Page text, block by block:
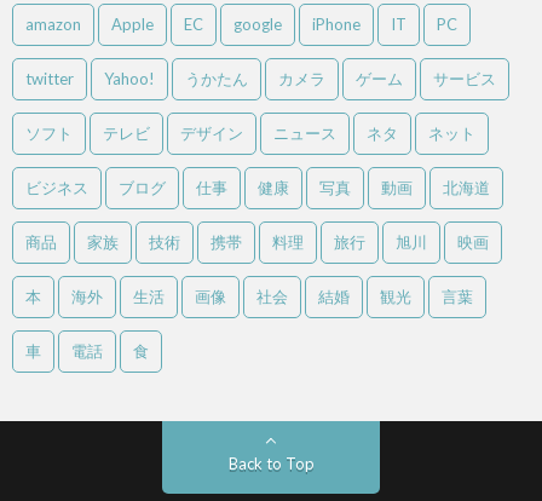
amazon Apple EC google iPhone IT PC
twitter Yahoo! うかたん カメラ ゲーム サービス
ソフト テレビ デザイン ニュース ネタ ネット
ビジネス ブログ 仕事 健康 写真 動画 北海道
商品 家族 技術 携帯 料理 旅行 旭川 映画
本 海外 生活 画像 社会 結婚 観光 言葉
車 電話 食
Back to Top